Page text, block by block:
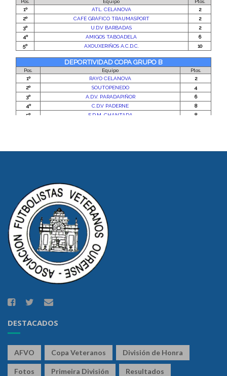
DESTACADOS
AFVO Copa Veteranos División de Honra
Fotos Primeira División Resultados